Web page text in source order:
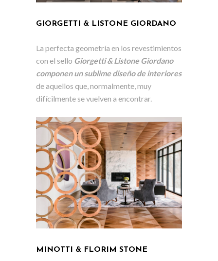
GIORGETTI & LISTONE GIORDANO
La perfecta geometría en los revestimientos
con el sello Giorgetti & Listone Giordano
componen un sublime diseño de interiores
de aquellos que, normalmente, muy
difícilmente se vuelven a encontrar.
MINOTTI & FLORIM STONE